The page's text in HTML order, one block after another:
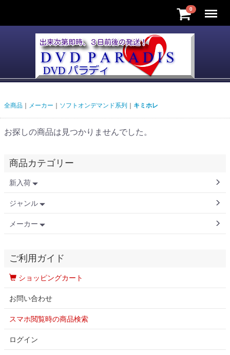
0 Menu
全商品 メーカー ソフトオンデマンド系列 キミホレ
お探しの商品は見つかりませんでした。
商品カテゴリー
新入荷
ジャンル
メーカー
ご利用ガイド
ショッピングカート
お問い合わせ
スマホ閲覧時の商品検索
ログイン